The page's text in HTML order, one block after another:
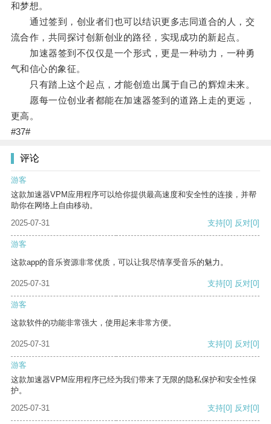
和梦想。
通过签到，创业者们也可以结识更多志同道合的人，交
流合作，共同探讨创新创业的路径，实现成功的新起点。
加速器签到不仅仅是一个形式，更是一种动力，一种勇
气和信心的象征。
只有踏上这个起点，才能创造出属于自己的辉煌未来。
愿每一位创业者都能在加速器签到的道路上走的更远，
更高。
#37#
评论
游客
这款加速器VPM应用程序可以给你提供最高速度和安全性的连接，并帮
助你在网络上自由移动。
2025-07-31
支持[0] 反对[0]
游客
这款app的音乐资源非常优质，可以让我尽情享受音乐的魅力。
2025-07-31 支持[0] 反对[0]
游客
这款软件的功能非常强大，使用起来非常方便。
2025-07-31 支持[0] 反对[0]
游客
这款加速器VPM应用程序已经为我们带来了无限的隐私保护和安全性保
护。
2025-07-31
支持[0] 反对[0]